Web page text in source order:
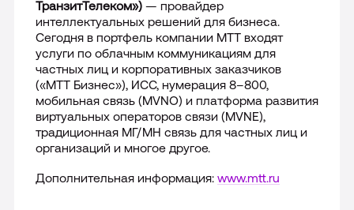
ТранзитТелеком») — провайдер
интеллектуальных решений для бизнеса.
Сегодня в портфель компании МТТ входят
услуги по облачным коммуникациям для
частных лиц и корпоративных заказчиков
(«МТТ Бизнес»), ИСС, нумерация 8–800,
мобильная связь (MVNO) и платформа развития
виртуальных операторов связи (MVNE),
традиционная МГ/МН связь для частных лиц и
организаций и многое другое.
Дополнительная информация: www.mtt.ru